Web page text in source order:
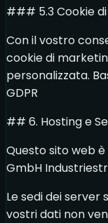
### 5.3 Cookie
Con il vostro
cookie di
personalizzata.
GDPR
## 6. Hosting e
Questo sito web
GmbH
Le sedi dei server
vostri dati non